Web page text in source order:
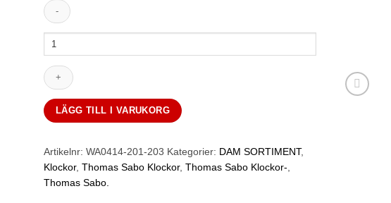
Automatisk
silver
med
36
mm
mängd
LÄGG TILL I VARUKORG
Artikelnr: WA0414-201-203 Kategorier: DAM SORTIMENT,
Klockor, Thomas Sabo Klockor, Thomas Sabo Klockor-,
Thomas Sabo.